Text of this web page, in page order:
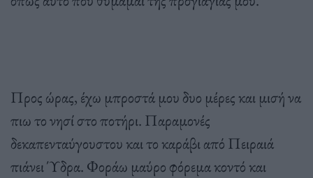
Προς ώρας, έχω μπροστά μου δυο μέρες και μισή να
πιω το νησί στο ποτήρι. Παραμονές
δεκαπενταύγουστου και το καράβι από Πειραιά
πιάνει Ύδρα. Φοράω μαύρο φόρεμα κοντό και